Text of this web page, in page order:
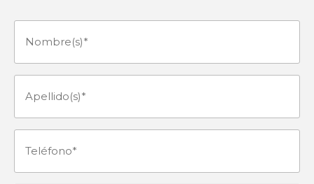
Nombre(s)
Apellido(s)
Teléfono (Obligatorio)